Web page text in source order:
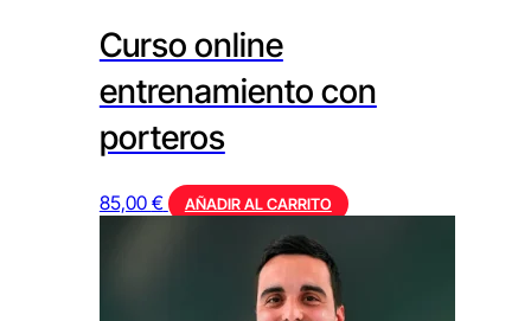
Curso online
entrenamiento con
porteros
85,00 € AÑADIR AL CARRITO